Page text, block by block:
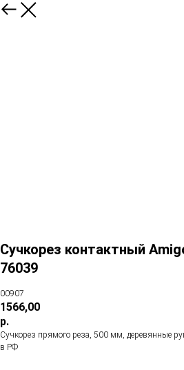
Сучкорез контактный
76039
00907
1566,00
р.
Сучкорез прямого реза, 500 мм, деревянные
в РФ